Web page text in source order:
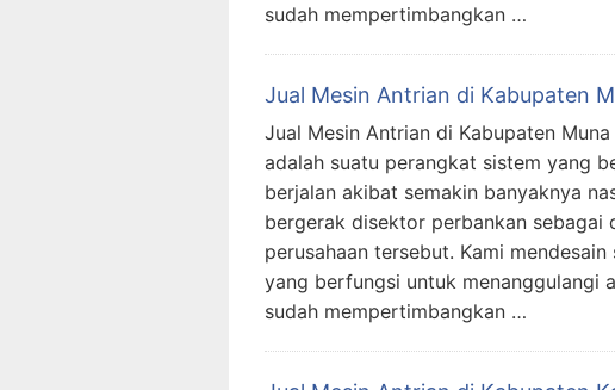
sudah mempertimbangkan …
Jual Mesin Antrian di Kabupaten
Jual Mesin Antrian di Kabupaten
adalah suatu perangkat sistem yang
berjalan akibat semakin banyaknya
bergerak disektor perbankan sebagai
perusahaan tersebut. Kami
yang berfungsi untuk menanggulangi
sudah mempertimbangkan …